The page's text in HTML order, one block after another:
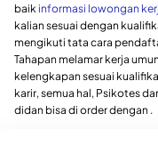
baik informasi lowongan
kalian sesuai dengan
mengikuti tata cara
Tahapan melamar kerja
kelengkapan sesuai
karir, semua hal, Psikotes
didan bisa di order dengan .